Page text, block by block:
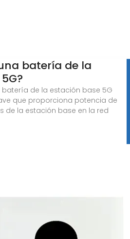
batería de la
batería de la estación base 5G
que proporciona potencia de
de la estación base en la red